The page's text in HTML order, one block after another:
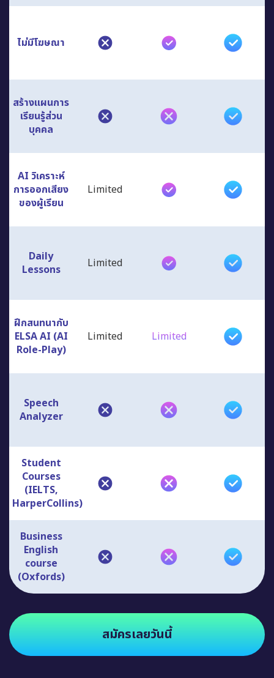
ไม่มีโฆษณา
สร้างแผนการ
เรียนรู้ส่วน
บุคคล
AI วิเคราะห์
การออกเสียง
ของผู้เรียน
Limited
Daily
Lessons
Limited
ฝึกสนทนากับ
ELSA AI (AI
Role-Play)
Limited Limited
Speech
Analyzer
Student
Courses
(IELTS,
HarperCollins)
Business
English
course
(Oxfords)
สมัครเลยวันนี้